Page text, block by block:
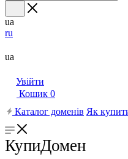
ua
ru
ua
Увійти
Кошик 0
Каталог доменів Як
КупиДомен